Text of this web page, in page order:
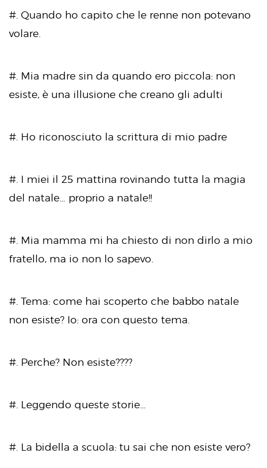
#. Quando ho capito che le renne non potevano
volare.
#. Mia madre sin da quando ero piccola: non
esiste, è una illusione che creano gli adulti
#. Ho riconosciuto la scrittura di mio padre
#. I miei il 25 mattina rovinando tutta la magia
del natale… proprio a natale!!
#. Mia mamma mi ha chiesto di non dirlo a mio
fratello, ma io non lo sapevo.
#. Tema: come hai scoperto che babbo natale
non esiste? Io: ora con questo tema.
#. Perche? Non esiste????
#. Leggendo queste storie…
#. La bidella a scuola: tu sai che non esiste vero?